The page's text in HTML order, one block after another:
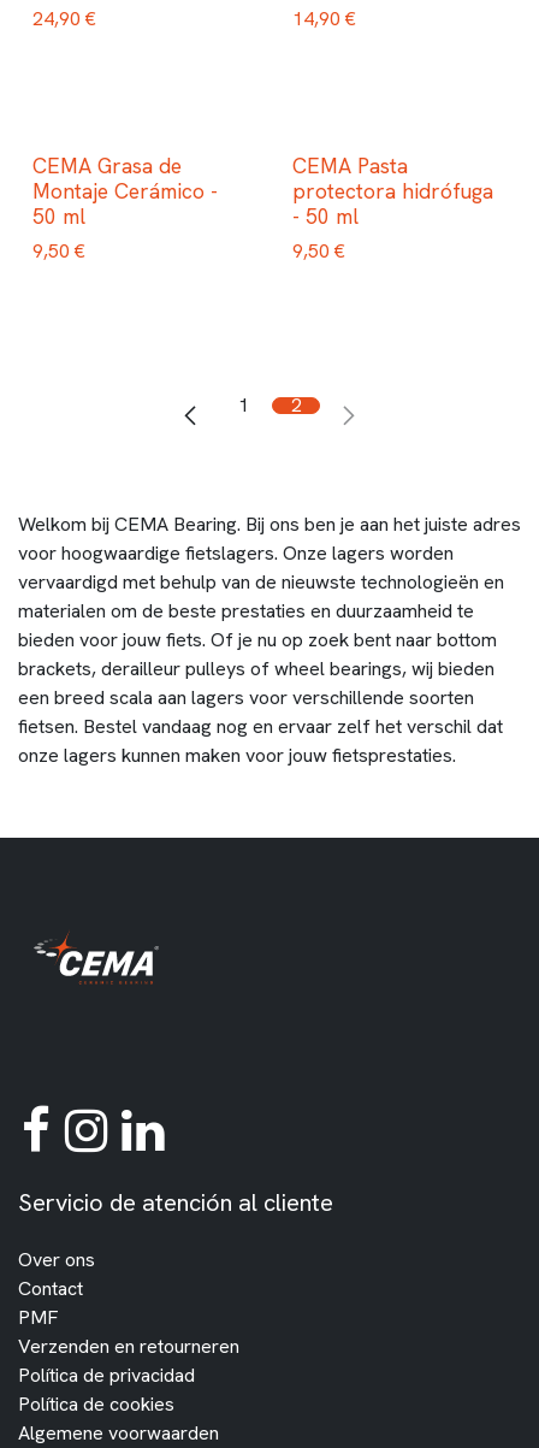
24,90 € 14,90 €
CEMA Grasa de
Montaje Cerámico -
50 ml
9,50 €
CEMA Pasta
protectora hidrófuga
- 50 ml
9,50 €
1 2
Welkom bij CEMA Bearing. Bij ons ben je aan het juiste adres
voor hoogwaardige fietslagers. Onze lagers worden
vervaardigd met behulp van de nieuwste technologieën en
materialen om de beste prestaties en duurzaamheid te
bieden voor jouw fiets. Of je nu op zoek bent naar bottom
brackets, derailleur pulleys of wheel bearings, wij bieden
een breed scala aan lagers voor verschillende soorten
fietsen. Bestel vandaag nog en ervaar zelf het verschil dat
onze lagers kunnen maken voor jouw fietsprestaties.
Servicio de atención al cliente
Over ons
Contact
PMF
Verzenden en retourneren
Política de privacidad
Política de cookies
Algemene voorwaarden